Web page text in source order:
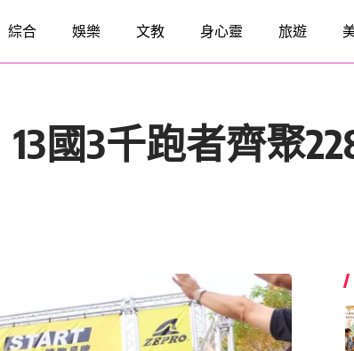
綜合 娛樂 文教 身心靈 旅遊
國3千跑者齊聚